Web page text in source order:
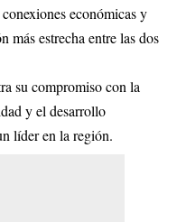
económicas y
más estrecha entre las dos
su compromiso con la
y el desarrollo
líder en la región.